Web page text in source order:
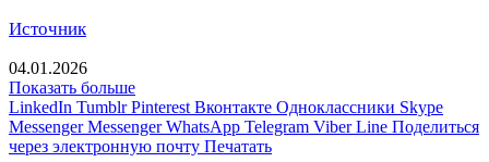
Источник
04.01.2026
Показать больше
LinkedIn Tumblr Pinterest Вконтакте Одноклассники Skype
Messenger Messenger WhatsApp Telegram Viber Line Поделиться
через электронную почту Печатать